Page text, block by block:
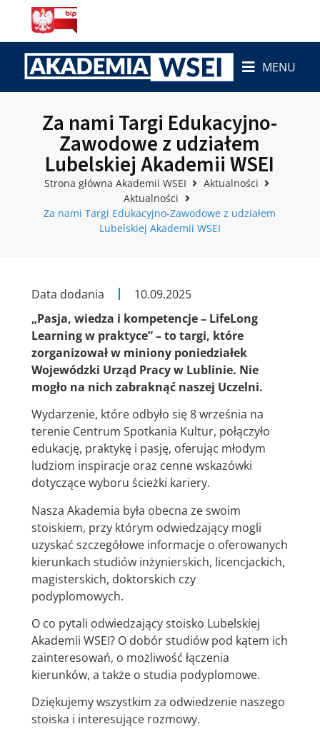
MENU
Za nami Targi Edukacyjno-
Zawodowe z udziałem
Lubelskiej Akademii WSEI
Strona główna Akademii WSEI
Aktualności
Aktualności
Za nami Targi Edukacyjno-Zawodowe z udziałem
Lubelskiej Akademii WSEI
Data dodania
10.09.2025
„Pasja, wiedza i kompetencje – LifeLong
Learning w praktyce” – to targi, które
zorganizował w miniony poniedziałek
Wojewódzki Urząd Pracy w Lublinie. Nie
mogło na nich zabraknąć naszej Uczelni.
Wydarzenie, które odbyło się 8 września na
terenie Centrum Spotkania Kultur, połączyło
edukację, praktykę i pasję, oferując młodym
ludziom inspiracje oraz cenne wskazówki
dotyczące wyboru ścieżki kariery.
Nasza Akademia była obecna ze swoim
stoiskiem, przy którym odwiedzający mogli
uzyskać szczegółowe informacje o oferowanych
kierunkach studiów inżynierskich, licencjackich,
magisterskich, doktorskich czy
podyplomowych.
O co pytali odwiedzający stoisko Lubelskiej
Akademii WSEI? O dobór studiów pod kątem ich
zainteresowań, o możliwość łączenia
kierunków, a także o studia podyplomowe.
Dziękujemy wszystkim za odwiedzenie naszego
stoiska i interesujące rozmowy.